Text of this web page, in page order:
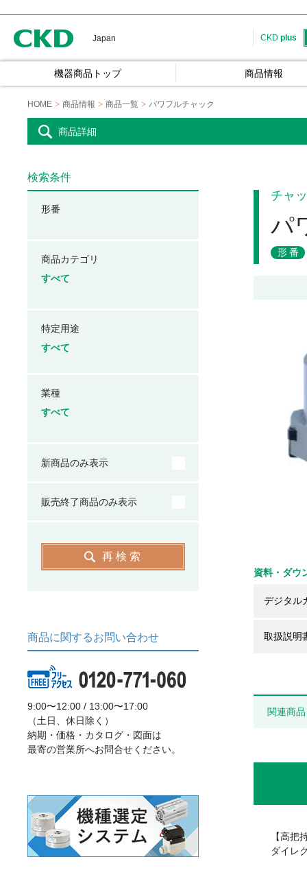
Japan CKD plus
機器商品トップ 商品情報
HOME 商品情報 商品一覧 パワフルチャック
商品詳細
チャ
パ
形番
資料・ダウ
デジタル
取扱説明
関連商品
【高把
ダイレ
検索条件
形番
商品カテゴリ
すべて
特定用途
すべて
業種
すべて
新商品のみ表示
販売終了商品のみ表示
再検索
商品に関するお問い合わせ
9:00〜12:00 / 13:00〜17:00
（土日、休日除く）
納期・価格・カタログ・図面は
最寄の営業所へお問合せください。